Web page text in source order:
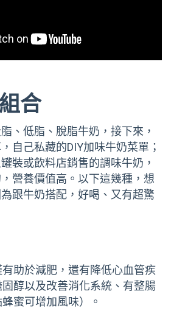
合
、低脂、脫脂牛奶，接下來，
自己私藏的DIY加味牛奶菜單；
裝或飲料店銷售的調味牛奶，
營養價值高。以下這幾種，想
跟牛奶搭配，好喝、又有超驚
助於減肥，還有降低心血管疾
醇以及改善消化系統、有整腸
蜜可增加風味）。